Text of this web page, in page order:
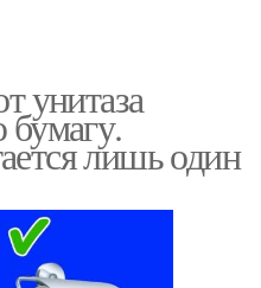
унитаза
бумагу.
лишь один